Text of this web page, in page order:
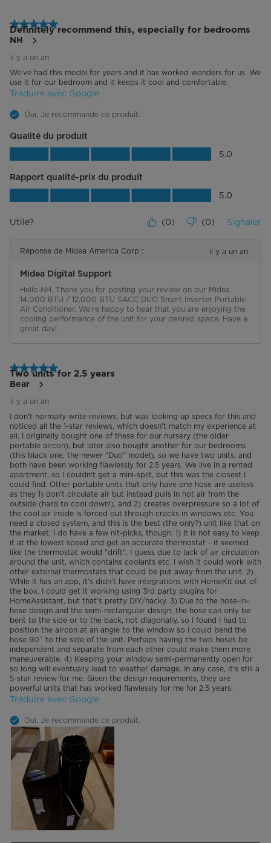
5 étoile(s) sur 5.
Definitely recommend this, especially for bedrooms
NH
il y a un an
We’ve had this model for years and it has worked wonders for us. We
use it for our bedroom and it keeps it cool and comfortable.
Traduire avec Google
Oui, Je recommande ce produit.
Qualité du produit
Qualité du produit, 5.0 sur 5 5.0
Rapport qualité-prix du produit
Rapport qualité-prix du produit, 5.0
5.0
Utile? (0) (0) Signaler
Réponse de Midea America Corp : il y a un an
Midea Digital Support
Hello NH. Thank you for posting your review on our Midea
14,000 BTU / 12,000 BTU SACC DUO Smart Inverter Portable
Air Conditioner. We're happy to hear that you are enjoying the
cooling performance of the unit for your desired space. Have a
great day!
5 étoile(s) sur 5.
Two units for 2.5 years
Bear
il y a un an
I don't normally write reviews, but was looking up specs for this and
noticed all the 1-star reviews, which doesn't match my experience at
all. I originally bought one of these for our nursery (the older
portable aircon), but later also bought another for our bedrooms
(this black one, the newer "Duo" model), so we have two units, and
both have been working flawlessly for 2.5 years. We live in a rented
apartment, so I couldn't get a mini-split, but this was the closest I
could find. Other portable units that only have one hose are useless
as they 1) don't circulate air but instead pulls in hot air from the
outside (hard to cool down!), and 2) creates overpressure so a lot of
the cool air inside is forced out through cracks in windows etc. You
need a closed system, and this is the best (the only?) unit like that on
the market. I do have a few nit-picks, though: 1) It is not easy to keep
it at the lowest speed and get an accurate thermostat - it seemed
like the thermostat would "drift", I guess due to lack of air circulation
around the unit, which contains coolants etc. I wish it could work with
other external thermostats that could be put away from the unit. 2)
While it has an app, it's didn't have integrations with HomeKit out of
the box. I could get it working using 3rd party plugins for
HomeAssistant, but that's pretty DIY/hacky. 3) Due to the hose-in-
hose design and the semi-rectangular design, the hose can only be
bent to the side or to the back, not diagonally, so I found I had to
position the aircon at an angle to the window so I could bend the
hose 90˚ to the side of the unit. Perhaps having the two hoses be
independent and separate from each other could make them more
maneuverable. 4) Keeping your window semi-permanently open for
so long will eventually lead to weather damage. In any case, it's still a
5-star review for me. Given the design requirements, they are
powerful units that has worked flawlessly for me for 2.5 years.
Traduire avec Google
Oui, Je recommande ce produit.